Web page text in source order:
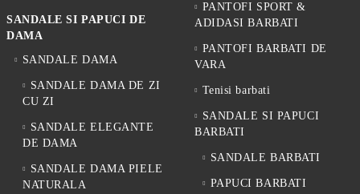
SANDALE SI PAPUCI DE
DAMA
SANDALE DAMA
SANDALE DAMA DE ZI
CU ZI
SANDALE ELEGANTE
DE DAMA
SANDALE DAMA PIELE
NATURALA
PANTOFI SPORT &
ADIDASI BARBATI
PANTOFI BARBATI DE
VARA
Tenisi barbati
SANDALE SI PAPUCI
BARBATI
SANDALE BARBATI
PAPUCI BARBATI